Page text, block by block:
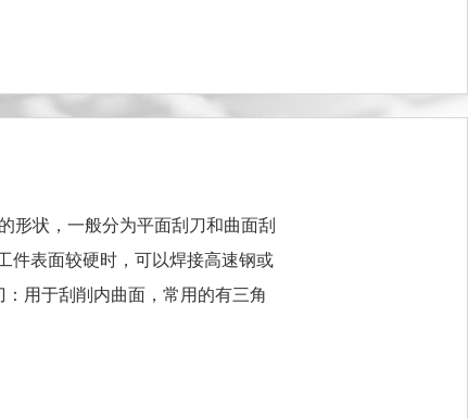
形状，一般分为平面刮刀和曲面刮
件表面较硬时，可以焊接高速钢或
用于刮削内曲面，常用的有三角